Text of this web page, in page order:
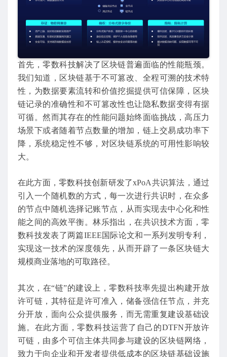
首先，零数科技解决了区块链普遍面临的性能瓶颈。
我们知道，区块链基于不可篡改、全程可溯的技术特
性，为数据要素流转和价值挖掘提供可信保障，区块
链记录的准确性和不可篡改性也让隐私数据变得有据
可循。然而其存在的性能问题始终面临挑战，高压力
场景下或者随着节点数量的增加，链上交易成功率下
降，系统稳定性不够，对区块链系统的可用性影响较
大。
在此方面，零数科技创新研发了xPoA共识算法，通过
引入一个随机数的方式，每一次进行共识时，在众多
的节点中随机选择记账节点，从而实现去中心化和性
能之间的高效平衡。林乐指出，在共识技术方面，零
数科技发表了两篇IEEE国际论文和一系列发明专利，
实现这一技术的深度领先，从而开辟了一条区块链大
规模商业落地的可取路径。
其次，在“链”的建设上，零数科技率先提出构建开放
许可链，其特征是许可准入，储备强信任节点，并充
分开放，面向公众提供服务，而无需重复建设基础设
施。在此方面，零数科技运营了自己的DTFN开放许
可链，由多个可信主体共同参与建设的区块链网络，
致力于向企业和开发者提供低成本的区块链基础设施